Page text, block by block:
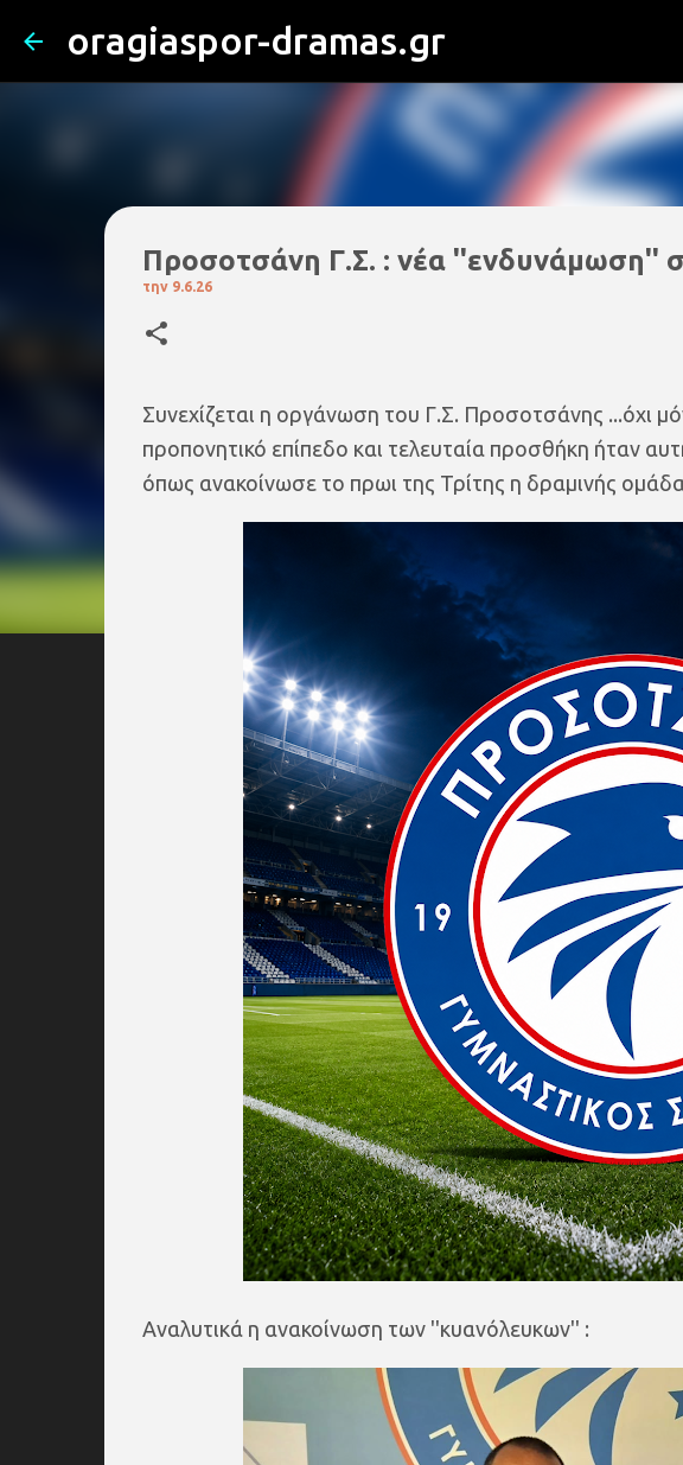
oragiaspor-dramas.gr
Προσοτσάνη Γ.Σ. : νέα ''ενδυνάμωση''
την 9.6.26
Συνεχίζεται η οργάνωση του Γ.Σ. Προσοτσάνης ...όχι
προπονητικό επίπεδο και τελευταία προσθήκη ήταν
όπως ανακοίνωσε το πρωι της Τρίτης η δραμινής
Αναλυτικά η ανακοίνωση των ''κυανόλευκων'' :